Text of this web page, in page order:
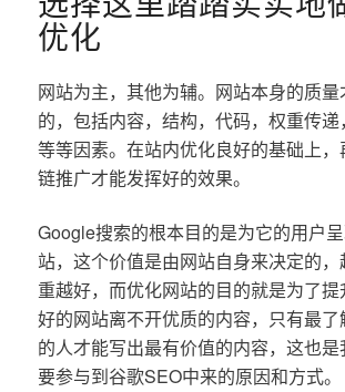
优化
网站为主，其他为辅。网站本身的质
的，包括内容，结构，代码，权重传
等等因素。在站内优化良好的基础上
链推广才能发挥好的效果。
Google搜索的根本目的是为它的用户
站，这个价值是由网站自身来决定的
重越好，而优化网站的目的就是为了提
好的网站离不开优质的内容，只有最
的人才能写出最有价值的内容，这也
要参与到谷歌SEO中来的原因和方式。